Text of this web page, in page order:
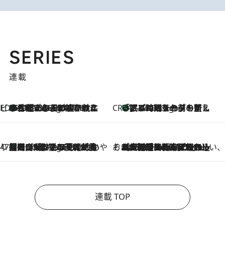
SERIES
連載
ビューティいいもの集め EDITORS' BEST
5 Hours Ago
35℃超えの日の夜、枕にひと吹き！ BAUMのルームスプレーが、ひのきの香りで心まで解きほぐす CREA'S CHOICE
5 Hours Ago
「眠る時刻をセットする」——眠りの前を整える、バルミューダの新しいアプローチ
47都道府県の手みやげ ひんやりスイーツで夏を満喫
5 Hours Ago
【岡山県】この夏絶対食べたい 冷やしておいしいおやつ3選 フルーツが主役のプリンやアイスが勢揃い そおだよおこの関西おいしい、おやつ紀行
2026.8.9
［大阪府箕面市］一皿一皿目の前で仕上げられる、料理を巧みに組み込んだアシェットデセールコース「ミチル アシェット デセール（Michiru assiette dessert）」
連載 TOP